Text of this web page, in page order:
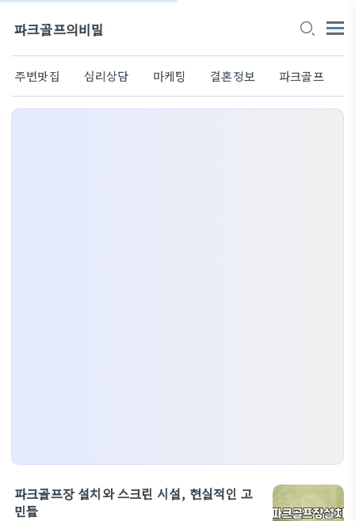
파크골프의비밀
주변맛집 심리상담 마케팅 결혼정보 파크골프
파크골프장 설치와 스크린 시설, 현실적인 고
민들